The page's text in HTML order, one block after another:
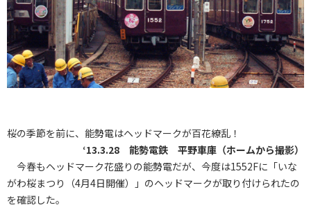
桜の季節を前に、能勢電はヘッドマークが百花繚乱！
‘13.3.28 能勢電鉄 平野車庫（ホームから撮影）
今春もヘッドマーク花盛りの能勢電だが、今度は1552Fに「いな
がわ桜まつり（4月4日開催）」のヘッドマークが取り付けられたの
を確認した。